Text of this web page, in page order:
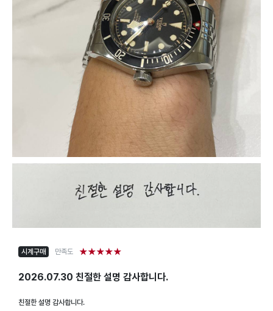
시계구매 만족도 ★★★★★
2026.07.30 친절한 설명 감사합니다.
친절한 설명 감사합니다.